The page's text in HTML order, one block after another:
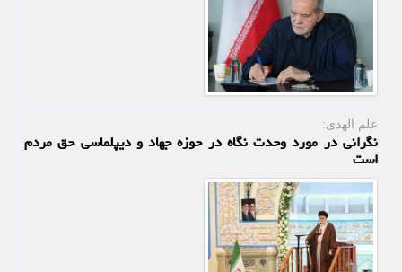
علم الهدی:
نگرانی در مورد وحدت نگاه در حوزه جهاد و دیپلماسی حق مردم
است